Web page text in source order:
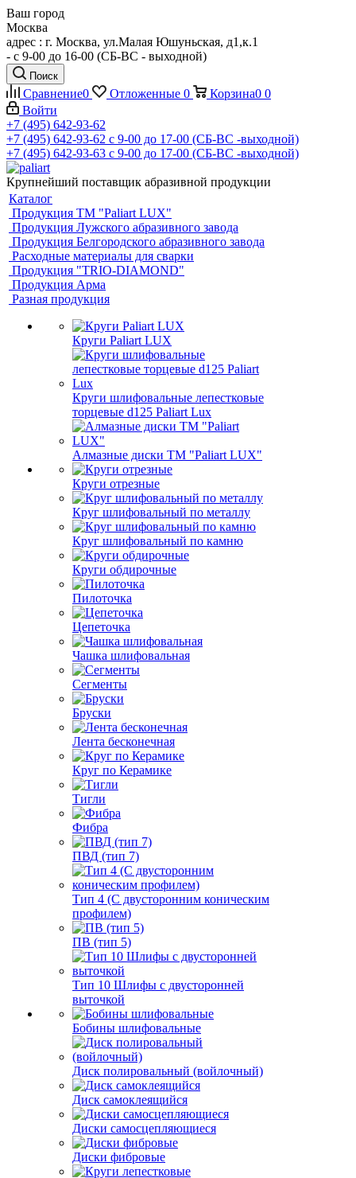
Ваш город
Москва
адрес : г. Москва, ул.Малая Юшуньская, д1,к.1
- c 9-00 до 16-00 (СБ-ВС - выходной)
Поиск
Сравнение0 Отложенные 0 Корзина0 0
Войти
+7 (495) 642-93-62
+7 (495) 642-93-62 c 9-00 до 17-00 (СБ-ВС -выходной)
+7 (495) 642-93-63 c 9-00 до 17-00 (СБ-ВС -выходной)
Крупнейший поставщик абразивной продукции
Каталог
Продукция ТМ "Paliart LUX"
Продукция Лужского абразивного завода
Продукция Белгородского абразивного завода
Расходные материалы для сварки
Продукция "TRIO-DIAMOND"
Продукция Арма
Разная продукция
Круги Paliart LUX
Круги шлифовальные лепестковые
торцевые d125 Paliart Lux
Алмазные диски ТМ "Paliart LUX"
Круги отрезные
Круг шлифовальный по металлу
Круг шлифовальный по камню
Круги обдирочные
Пилоточка
Цепеточка
Чашка шлифовальная
Сегменты
Бруски
Лента бесконечная
Круг по Керамике
Тигли
Фибра
ПВД (тип 7)
Тип 4 (С двусторонним коническим
профилем)
ПВ (тип 5)
Тип 10 Шлифы с двусторонней
выточкой
Бобины шлифовальные
Диск полировальный (войлочный)
Диск самоклеящийся
Диски самосцепляющиеся
Диски фибровые